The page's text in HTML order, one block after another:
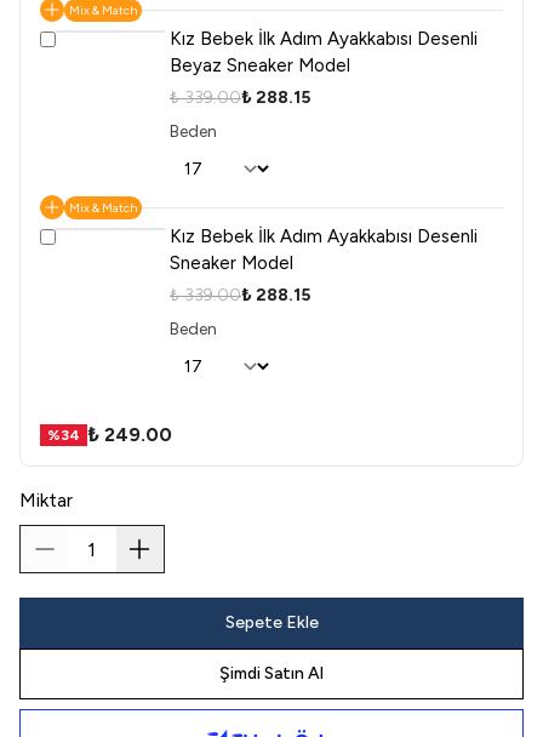
Mix & Match
Kız Bebek İlk Adım Ayakkabısı Desenli
Beyaz Sneaker Model
₺ 339.00₺ 288.15
Beden
Mix & Match
Kız Bebek İlk Adım Ayakkabısı Desenli
Sneaker Model
₺ 339.00₺ 288.15
Beden
%34 ₺ 249.00
Miktar
Sepete Ekle
Şimdi Satın Al